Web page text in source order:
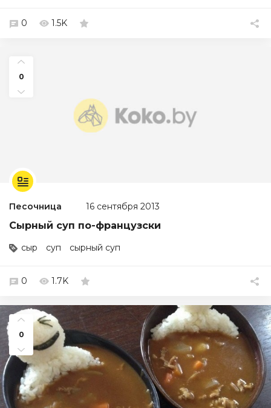
0 1.5K
0
Песочница 16 сентября 2013
Сырный суп по-французски
сыр суп сырный суп
0 1.7K
0